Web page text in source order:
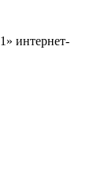
интернет-